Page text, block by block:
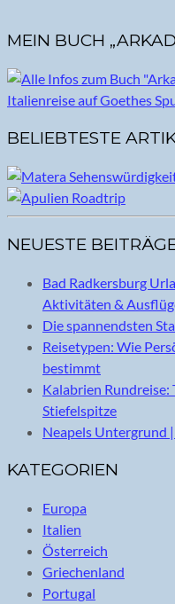
MEIN BUCH
BELIEBTESTE
NEUESTE
Bad Radkersburg
Aktivitäten &
Die spannendsten
Reisetypen: Wie
bestimmt
Kalabrien
Stiefelspitze
Neapels Untergrund
KATEGORIEN
Europa
Italien
Österreich
Griechenland
Portugal